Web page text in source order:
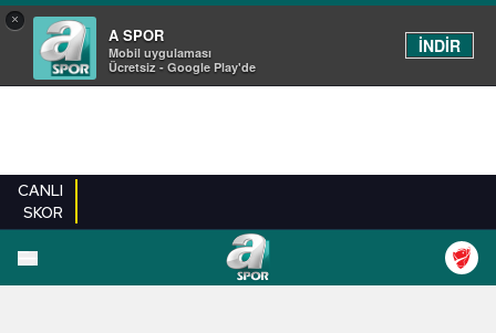
×
A SPOR
Mobil uygulaması
Ücretsiz - Google Play'de
İNDİR
CANLI
SKOR